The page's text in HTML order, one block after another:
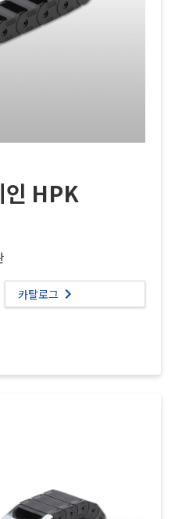
인 HPK
카탈로그